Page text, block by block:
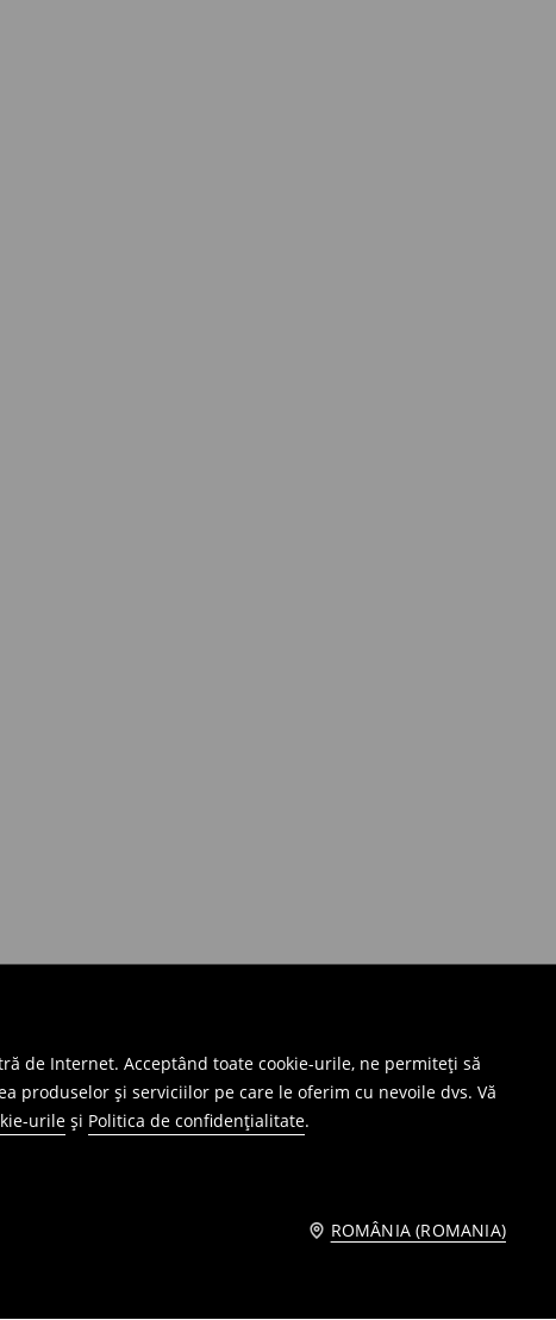
de Internet. Acceptând toate cookie-urile, ne permiteți să
produselor și serviciilor pe care le oferim cu nevoile dvs. Vă
urile și Politica de confidențialitate.
ROMÂNIA (ROMANIA)